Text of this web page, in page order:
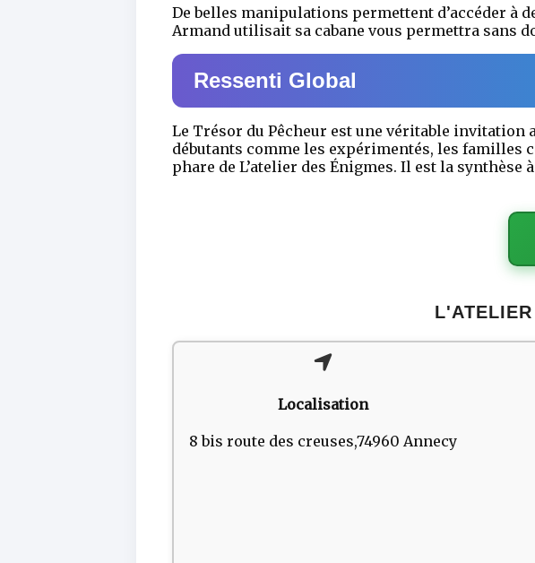
De belles manipulations permettent d’accéder à
Armand utilisait sa cabane vous permettra sans
Ressenti Global
Le Trésor du Pêcheur est une véritable invitation
débutants comme les expérimentés, les familles
phare de L’atelier des Énigmes. Il est la
Localisation
8 bis route des creuses,74960 Annecy